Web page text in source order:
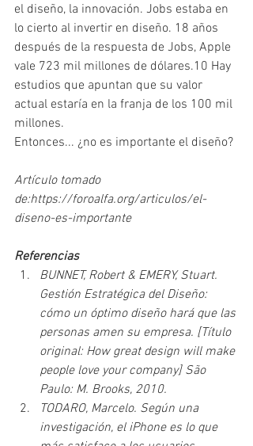
el diseño, la innovación. Jobs estaba en
lo cierto al invertir en diseño. 18 años
después de la respuesta de Jobs, Apple
vale 723 mil millones de dólares.10 Hay
estudios que apuntan que su valor
actual estaría en la franja de los 100 mil
millones.
Entonces... ¿no es importante el diseño?
Artículo tomado
de:https://foroalfa.org/articulos/el-
diseno-es-importante
Referencias
BUNNET, Robert & EMERY, Stuart.
Gestión Estratégica del Diseño:
cómo un óptimo diseño hará que las
personas amen su empresa. [Título
original: How great design will make
people love your company] São
Paulo: M. Brooks, 2010.
TODARO, Marcelo. Según una
investigación, el iPhone es lo que